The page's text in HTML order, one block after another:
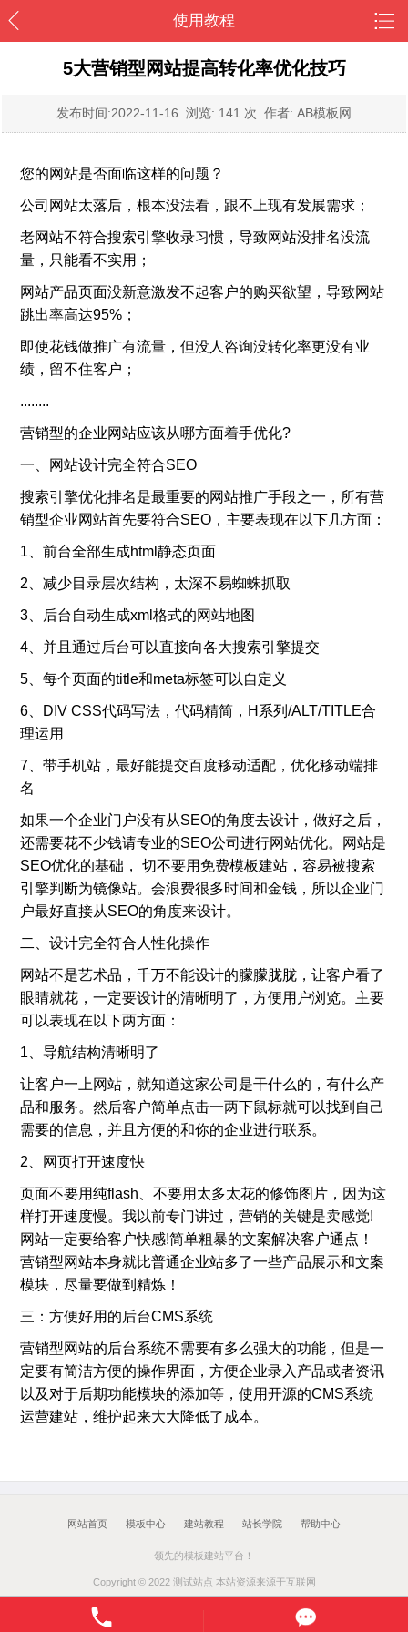
使用教程
5大营销型网站提高转化率优化技巧
发布时间:2022-11-16 浏览: 141 次 作者: AB模板网
您的网站是否面临这样的问题？
公司网站太落后，根本没法看，跟不上现有发展需求；
老网站不符合搜索引擎收录习惯，导致网站没排名没流
量，只能看不实用；
网站产品页面没新意激发不起客户的购买欲望，导致网站
跳出率高达95%；
即使花钱做推广有流量，但没人咨询没转化率更没有业
绩，留不住客户；
........
营销型的企业网站应该从哪方面着手优化?
一、网站设计完全符合SEO
搜索引擎优化排名是最重要的网站推广手段之一，所有营
销型企业网站首先要符合SEO，主要表现在以下几方面：
1、前台全部生成html静态页面
2、减少目录层次结构，太深不易蜘蛛抓取
3、后台自动生成xml格式的网站地图
4、并且通过后台可以直接向各大搜索引擎提交
5、每个页面的title和meta标签可以自定义
6、DIV CSS代码写法，代码精简，H系列/ALT/TITLE合
理运用
7、带手机站，最好能提交百度移动适配，优化移动端排
名
如果一个企业门户没有从SEO的角度去设计，做好之后，
还需要花不少钱请专业的SEO公司进行网站优化。网站是
SEO优化的基础， 切不要用免费模板建站，容易被搜索
引擎判断为镜像站。会浪费很多时间和金钱，所以企业门
户最好直接从SEO的角度来设计。
二、设计完全符合人性化操作
网站不是艺术品，千万不能设计的朦朦胧胧，让客户看了
眼睛就花，一定要设计的清晰明了，方便用户浏览。主要
可以表现在以下两方面：
1、导航结构清晰明了
让客户一上网站，就知道这家公司是干什么的，有什么产
品和服务。然后客户简单点击一两下鼠标就可以找到自己
需要的信息，并且方便的和你的企业进行联系。
2、网页打开速度快
页面不要用纯flash、不要用太多太花的修饰图片，因为这
样打开速度慢。我以前专门讲过，营销的关键是卖感觉!
网站一定要给客户快感!简单粗暴的文案解决客户通点！
营销型网站本身就比普通企业站多了一些产品展示和文案
模块，尽量要做到精炼！
三：方便好用的后台CMS系统
营销型网站的后台系统不需要有多么强大的功能，但是一
定要有简洁方便的操作界面，方便企业录入产品或者资讯
以及对于后期功能模块的添加等，使用开源的CMS系统
运营建站，维护起来大大降低了成本。
网站首页 模板中心 建站教程 站长学院 帮助中心
领先的模板建站平台！
Copyright © 2022 测试站点 本站资源来源于互联网